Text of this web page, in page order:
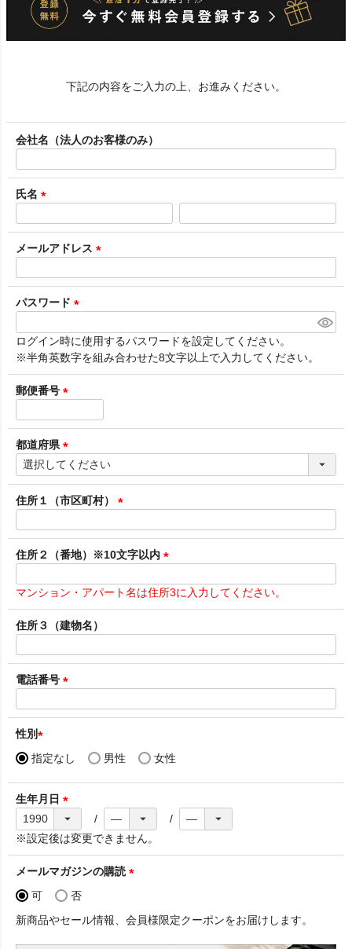
下記の内容をご入力の上、お進みください。
会社名（法人のお客様のみ）
氏名
必
須
メールアドレス
必
パスワード
必
須
)
ログイン時に使用するパスワードを設定してください。
※半角英数字を組み合わせた8文字以上で入力してください。
郵便番号
必
須
)
都道府県
(
必
須
住所１（市区町村）
必
須
住所２（番地）※10文字以内
必
須
マンション・アパート名は住所3に入力してください。
住所３（建物名）
電話番号
必
性別
(
須
)
指定なし 男性 女性
生年月日
(
必
須
)
※設定後は変更できません。
メールマガジンの購読
須
可
否
新商品やセール情報、会員様限定クーポンをお届けします。